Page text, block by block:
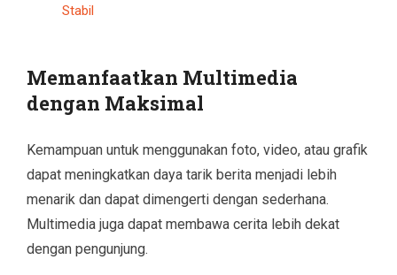
Stabil
Memanfaatkan Multimedia
dengan Maksimal
Kemampuan untuk menggunakan foto, video, atau grafik
dapat meningkatkan daya tarik berita menjadi lebih
menarik dan dapat dimengerti dengan sederhana.
Multimedia juga dapat membawa cerita lebih dekat
dengan pengunjung.